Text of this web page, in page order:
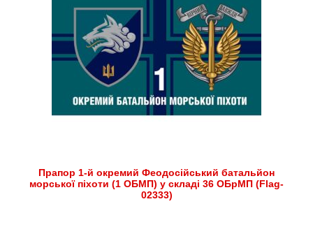
Прапор 1-й окремий Феодосійський батальйон
морської піхоти (1 ОБМП) у складі 36 ОБрМП (Flag-
02333)